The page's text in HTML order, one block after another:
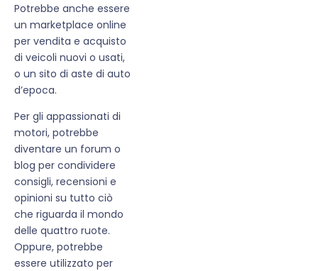
Potrebbe anche essere
un marketplace online
per vendita e acquisto
di veicoli nuovi o usati,
o un sito di aste di auto
d’epoca.
Per gli appassionati di
motori, potrebbe
diventare un forum o
blog per condividere
consigli, recensioni e
opinioni su tutto ciò
che riguarda il mondo
delle quattro ruote.
Oppure, potrebbe
essere utilizzato per